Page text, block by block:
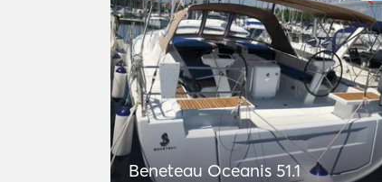
Beneteau Oceanis 51.1